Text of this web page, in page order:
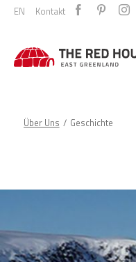
EN Kontakt
Über Uns Geschichte